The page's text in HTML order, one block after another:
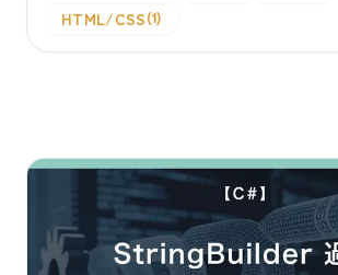
HTML/CSS 1